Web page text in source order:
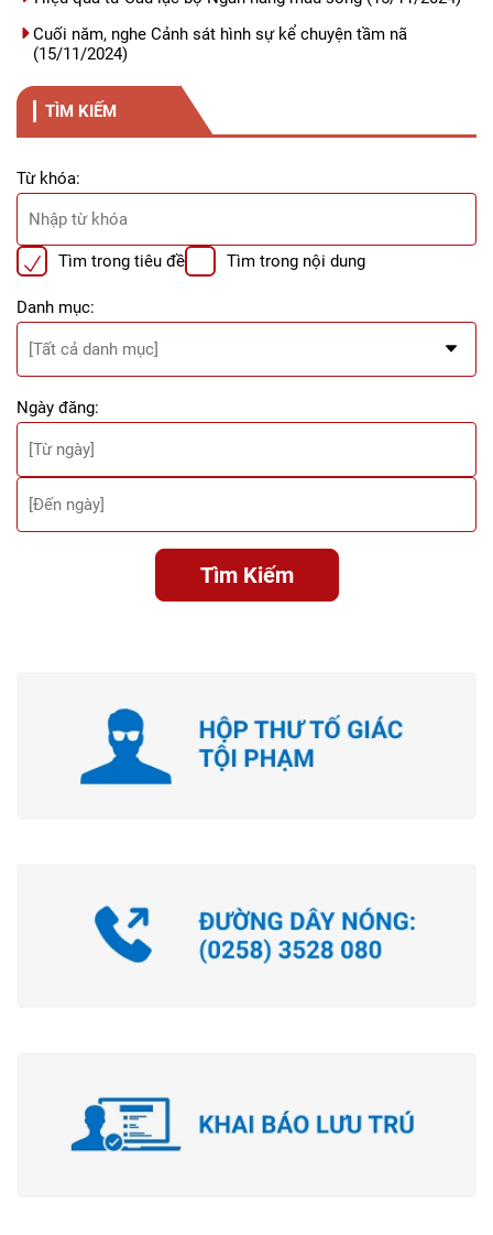
Cuối năm, nghe Cảnh sát hình sự kể chuyện tầm nã
(15/11/2024)
TÌM KIẾM
Từ khóa:
Tìm trong tiêu đề Tìm trong nội dung
Danh mục:
Ngày đăng:
Tìm Kiếm